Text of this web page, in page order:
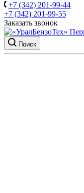
+7 (342) 201-99-44
+7 (342) 201-99-55
Заказать звонок
Поиск